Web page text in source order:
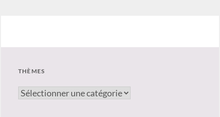
THÈMES
thèmes